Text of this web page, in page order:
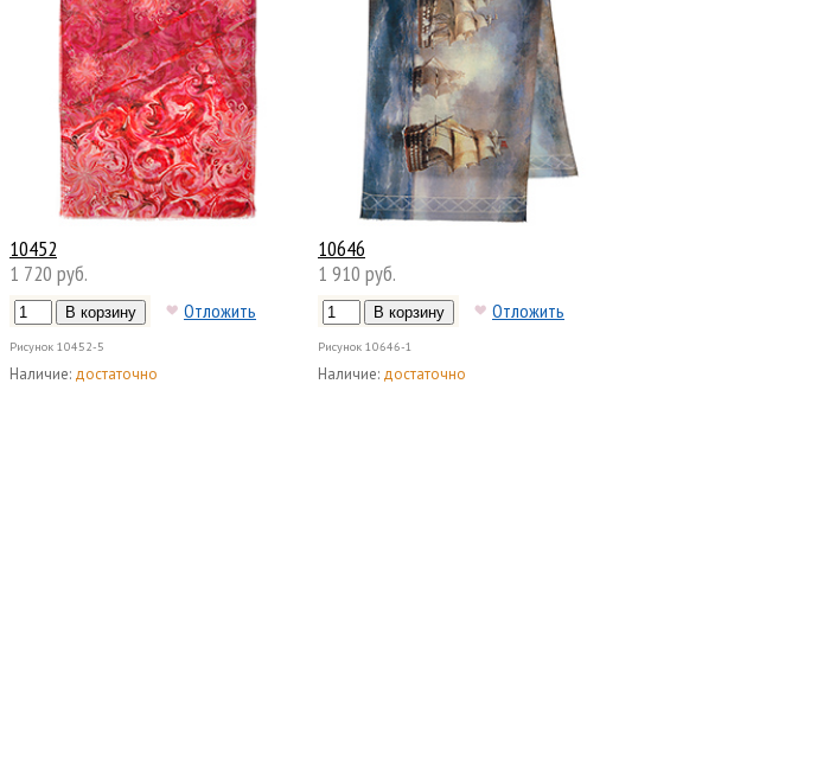
10452
1 720 руб.
Отложить
Рисунок 10452-5
Наличие: достаточно
10646
1 910 руб.
Отложить
Рисунок 10646-1
Наличие: достаточно